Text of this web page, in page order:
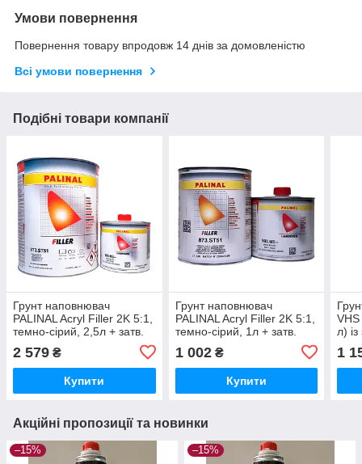
Умови повернення
Повернення товару впродовж 14 днів за домовленістю
Всі умови повернення
Подібні товари компанії
Грунт наповнювач
PALINAL Acryl Filler 2K 5:1,
темно-сірий, 2,5л + затв.
2 579 ₴
Купити
Грунт наповнювач
PALINAL Acryl Filler 2K 5:1,
темно-сірий, 1л + затв.
1 002₴
Купити
л)
1
Акційні пропозиції та новинки
–15% –15%